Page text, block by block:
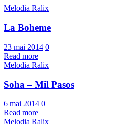
Melodia Ralix
La Boheme
23 mai 2014 0
Read more
Melodia Ralix
Soha – Mil Pasos
6 mai 2014 0
Read more
Melodia Ralix